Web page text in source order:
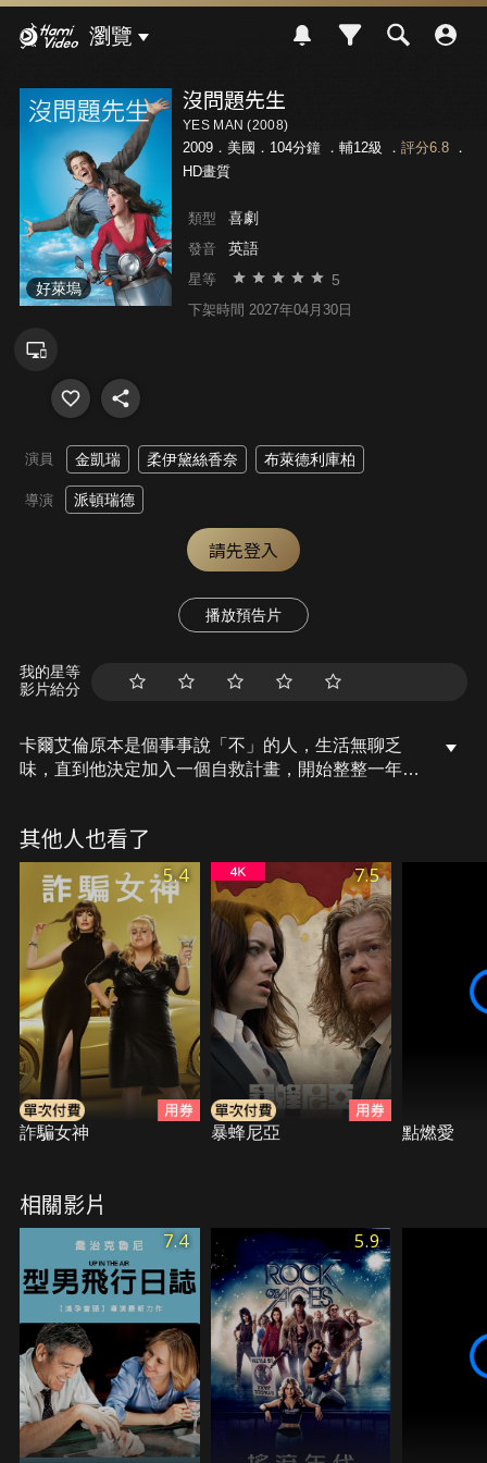
瀏覽
好萊塢
沒問題先生
YES MAN (2008)
2009．美國．104分鐘 ． 輔12級 ． 評分6.8．
HD畫質
類型 喜劇
發音 英語
星等 5
下架時間 2027年04月30日
演員 金凱瑞 柔伊黛絲香奈 布萊德利庫柏
導演 派頓瑞德
請先登入
播放預告片
我的星等
影片給分
卡爾艾倫原本是個事事說「不」的人，生活無聊乏
味，直到他決定加入一個自救計畫，開始整整一年對
都沒想過的事，還抱得美人歸，也讓他的人生由黑翻
紅HIGH過頭。
其他人也看了
5.4
詐騙女神
7.5
暴蜂尼亞 點燃愛
相關影片
7.4 5.9